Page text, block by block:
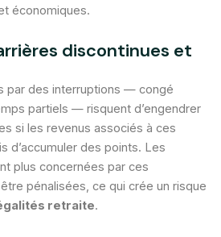
économiques.
discontinues et
par des interruptions — congé
partiels — risquent d’engendrer
si les revenus associés à ces
d’accumuler des points. Les
plus concernées par ces
pénalisées, ce qui crée un risque
retraite.